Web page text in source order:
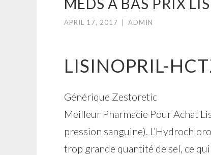
MEDS À BAS PRIX
APRIL 17, 2017 ADMIN
LISINOPRIL-
Générique Zestoretic
Meilleur Pharmacie Pour Achat
pression sanguine).
trop grande quantité de sel, ce